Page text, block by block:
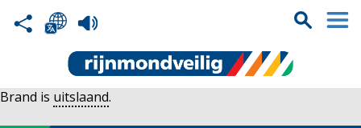
Brand is uitslaand.